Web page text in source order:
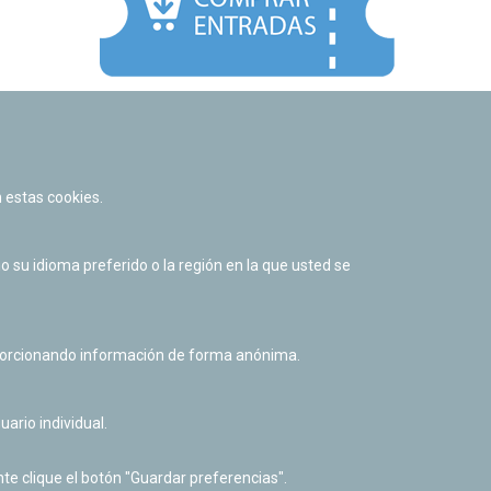
Política de cookies
Derecho de acceso a información pública
cookies.
su idioma preferido o la región en la que usted se
información de forma anónima.
individual.
clique el botón "Guardar preferencias".